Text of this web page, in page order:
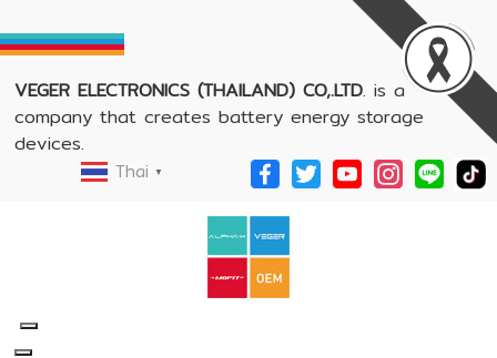
VEGER ELECTRONICS (THAILAND) CO,.LTD. is a
company that creates battery energy storage
devices.
Thai ▼